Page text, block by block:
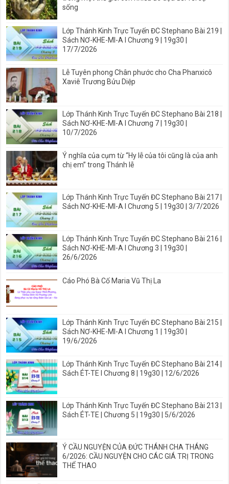
sống
Lớp Thánh Kinh Trực Tuyến ĐC Stephano Bài 219 |
Sách NƠ-KHE-MI-A I Chương 9 | 19g30 |
17/7/2026
Lễ Tuyên phong Chân phước cho Cha Phanxicô
Xaviê Trương Bửu Diệp
Lớp Thánh Kinh Trực Tuyến ĐC Stephano Bài 218 |
Sách NƠ-KHE-MI-A I Chương 7 | 19g30 |
10/7/2026
Ý nghĩa của cụm từ “Hy lễ của tôi cũng là của anh
chị em” trong Thánh lễ
Lớp Thánh Kinh Trực Tuyến ĐC Stephano Bài 217 |
Sách NƠ-KHE-MI-A I Chương 5 | 19g30 | 3/7/2026
Lớp Thánh Kinh Trực Tuyến ĐC Stephano Bài 216 |
Sách NƠ-KHE-MI-A I Chương 3 | 19g30 |
26/6/2026
Cáo Phó Bà Cố Maria Vũ Thị La
Lớp Thánh Kinh Trực Tuyến ĐC Stephano Bài 215 |
Sách NƠ-KHE-MI-A I Chương 1 | 19g30 |
19/6/2026
Lớp Thánh Kinh Trực Tuyến ĐC Stephano Bài 214 |
Sách ÉT-TE I Chương 8 | 19g30 | 12/6/2026
Lớp Thánh Kinh Trực Tuyến ĐC Stephano Bài 213 |
Sách ÉT-TE | Chương 5 | 19g30 | 5/6/2026
Ý CẦU NGUYỆN CỦA ĐỨC THÁNH CHA THÁNG
6/2026: CẦU NGUYỆN CHO CÁC GIÁ TRỊ TRONG
THỂ THAO